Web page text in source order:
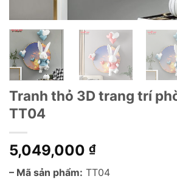
Tranh thỏ 3D trang trí
TT04
5,049,000 ₫
– Mã sản phẩm: TT04